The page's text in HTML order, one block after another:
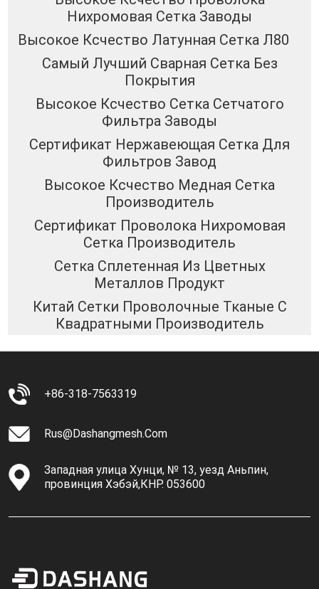
Нихромовая Сетка Заводы
Высокое Ксчество Латунная Сетка Л80
Самый Лучший Сварная Сетка Без
Покрытия
Высокое Ксчество Сетка Сетчатого
Фильтра Заводы
Сертификат Нержавеющая Сетка Для
Фильтров Завод
Высокое Ксчество Медная Сетка
Производитель
Сертификат Проволока Нихромовая
Сетка Производитель
Сетка Сплетенная Из Цветных
Металлов Продукт
Китай Сетки Проволочные Тканые С
Квадратными Производитель
+86-318-7563319
Rus@dashangmesh.com
Западная улица Хунци, № 13, уезд Аньпин,
провинция Хэбэй,КНР. 053600